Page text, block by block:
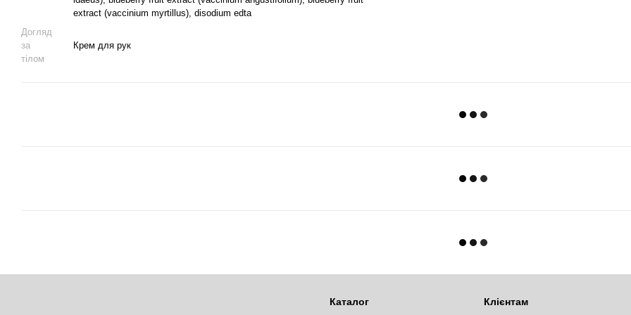
extract (vaccinium myrtillus), disodium edta
Догляд
за
тілом
Крем для рук
Каталог Клієнтам